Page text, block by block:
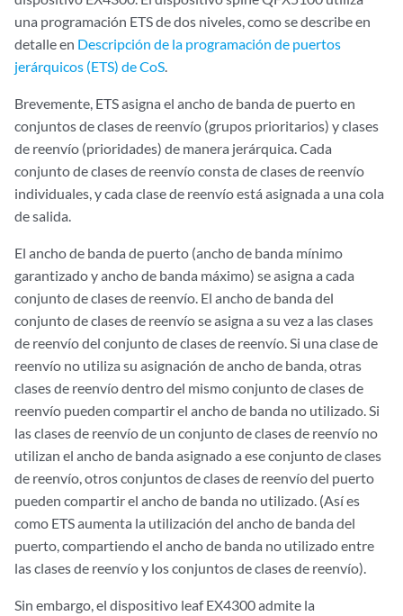
una programación ETS de dos niveles, como se describe en
detalle en Descripción de la programación de puertos
jerárquicos (ETS) de CoS.
Brevemente, ETS asigna el ancho de banda de puerto en
conjuntos de clases de reenvío (grupos prioritarios) y clases
de reenvío (prioridades) de manera jerárquica. Cada
conjunto de clases de reenvío consta de clases de reenvío
individuales, y cada clase de reenvío está asignada a una cola
de salida.
El ancho de banda de puerto (ancho de banda mínimo
garantizado y ancho de banda máximo) se asigna a cada
conjunto de clases de reenvío. El ancho de banda del
conjunto de clases de reenvío se asigna a su vez a las clases
de reenvío del conjunto de clases de reenvío. Si una clase de
reenvío no utiliza su asignación de ancho de banda, otras
clases de reenvío dentro del mismo conjunto de clases de
reenvío pueden compartir el ancho de banda no utilizado. Si
las clases de reenvío de un conjunto de clases de reenvío no
utilizan el ancho de banda asignado a ese conjunto de clases
de reenvío, otros conjuntos de clases de reenvío del puerto
pueden compartir el ancho de banda no utilizado. (Así es
como ETS aumenta la utilización del ancho de banda del
puerto, compartiendo el ancho de banda no utilizado entre
las clases de reenvío y los conjuntos de clases de reenvío).
Sin embargo, el dispositivo leaf EX4300 admite la